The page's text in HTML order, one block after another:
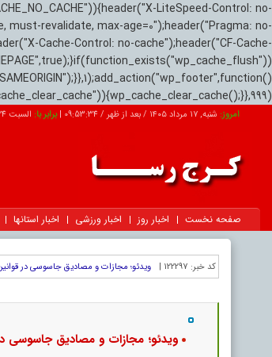
LiteSpeed-Control: no-
revalidate, max-age=0");header("Pragma: no-
Cache-Control: no-cache");header("CF-Cache-
امروز: شنبه, ۱۷ مرداد ۱۴۰۵ / بعد از ظهر / 09:53:35
|برابر با:السبت 24 صفر 1448
صفحه نخست اخبار روز اخبار ورزشی اخبار استانها
کد خبر: 122297 | ویدئو؛ مجازات و مصادیق جاسوسی در
ویدئو؛ مجازات و مصادیق جاسوسی